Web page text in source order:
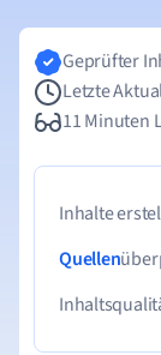
Geprüfter
Letzte
11 Minuten
Inhalte
Quellen